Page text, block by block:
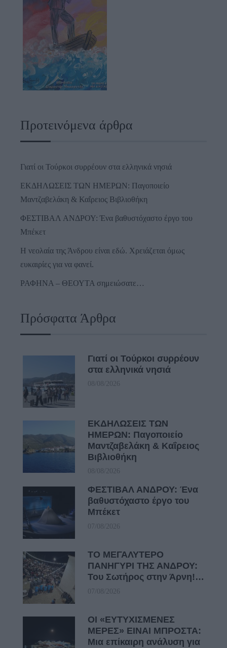
Προτεινόμενα άρθρα
Γιατί οι Τούρκοι συρρέουν στα ελληνικά νησιά
ΕΚΔΗΛΩΣΕΙΣ ΤΩΝ ΗΜΕΡΩΝ: Παγοποιείο
Μαντζαβελάκη & Καΐρειος Βιβλιοθήκη
ΦΕΣΤΙΒΑΛ ΑΝΔΡΟΥ: Ένα βαθυστόχαστο έργο του
Μπέκετ
Η νεολαία της Άνδρου είναι εδώ. Χρειάζεται όμως
ευκαιρίες για να φανεί.
ΡΑΦΗΝΑ – ΘΕΟΥΤΑ σημειώσατε…
Πρόσφατα Άρθρα
Γιατί οι Τούρκοι συρρέουν
στα ελληνικά νησιά
08/08/2026
ΕΚΔΗΛΩΣΕΙΣ ΤΩΝ
ΗΜΕΡΩΝ: Παγοποιείο
Μαντζαβελάκη & Καΐρειος
Βιβλιοθήκη
08/08/2026
ΦΕΣΤΙΒΑΛ ΑΝΔΡΟΥ: Ένα
βαθυστόχαστο έργο του
Μπέκετ
07/08/2026
ΤΟ ΜΕΓΑΛΥΤΕΡΟ
ΠΑΝΗΓΥΡΙ ΤΗΣ ΑΝΔΡΟΥ:
Του Σωτήρος στην Άρνη!…
07/08/2026
ΟΙ «ΕΥΤΥΧΙΣΜΕΝΕΣ
ΜΕΡΕΣ» ΕΙΝΑΙ ΜΠΡΟΣΤΑ:
Μια επίκαιρη ανάλυση για